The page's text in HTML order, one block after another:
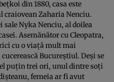
din 1880, casa este
craiovean Zaharia Nenciu.
Nyka Nenciu, al doilea
. Asemănător cu Cleopatra,
cu o viaţă mult mai
Bucureştiul. Deşi se
puţin trei ori, unul dintre soţi
femeia ar fi avut